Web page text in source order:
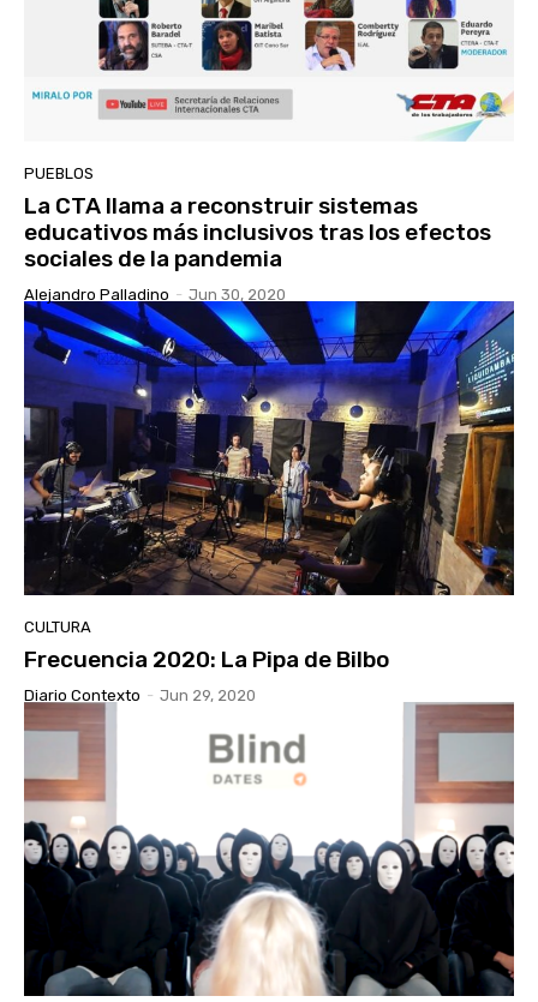
PUEBLOS
La CTA llama a reconstruir sistemas
educativos más inclusivos tras los efectos
sociales de la pandemia
Alejandro Palladino - Jun 30, 2020
CULTURA
Frecuencia 2020: La Pipa de Bilbo
Diario Contexto - Jun 29, 2020